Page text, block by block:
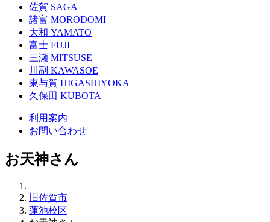
佐賀 SAGA
諸富 MORODOMI
大和 YAMATO
富士 FUJI
三瀬 MITSUSE
川副 KAWASOE
東与賀 HIGASHIYOKA
久保田 KUBOTA
利用案内
お問い合わせ
お天神さん
旧佐賀市
蓮池校区